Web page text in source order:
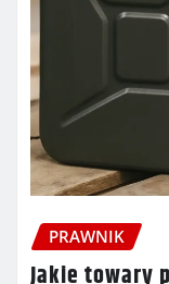
PRAWNIK
Jakie towary